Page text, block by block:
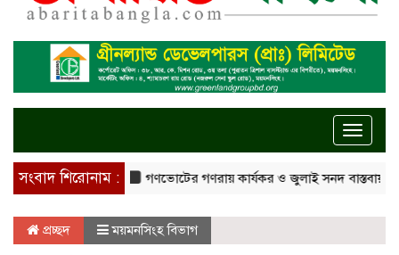
Toggle
সংবাদ শিরোনাম :গণভোটের গণরায় কার্যকর ও জুলাই সনদ বাস্তবায়নের
প্রচ্ছদ ময়মনসিংহ বিভাগ